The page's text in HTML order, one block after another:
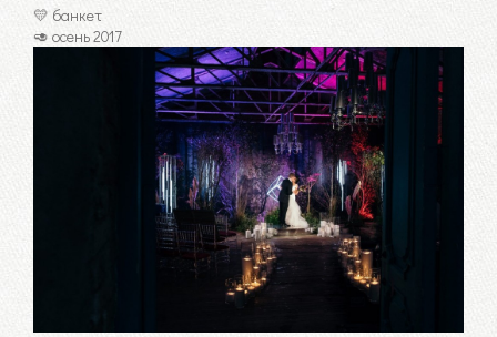
💛 банкет
🥑 осень 2017